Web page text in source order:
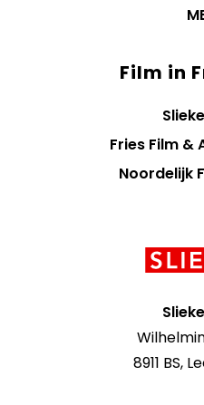
Film in
Fries Film &
Noordelijk
8911 BS,